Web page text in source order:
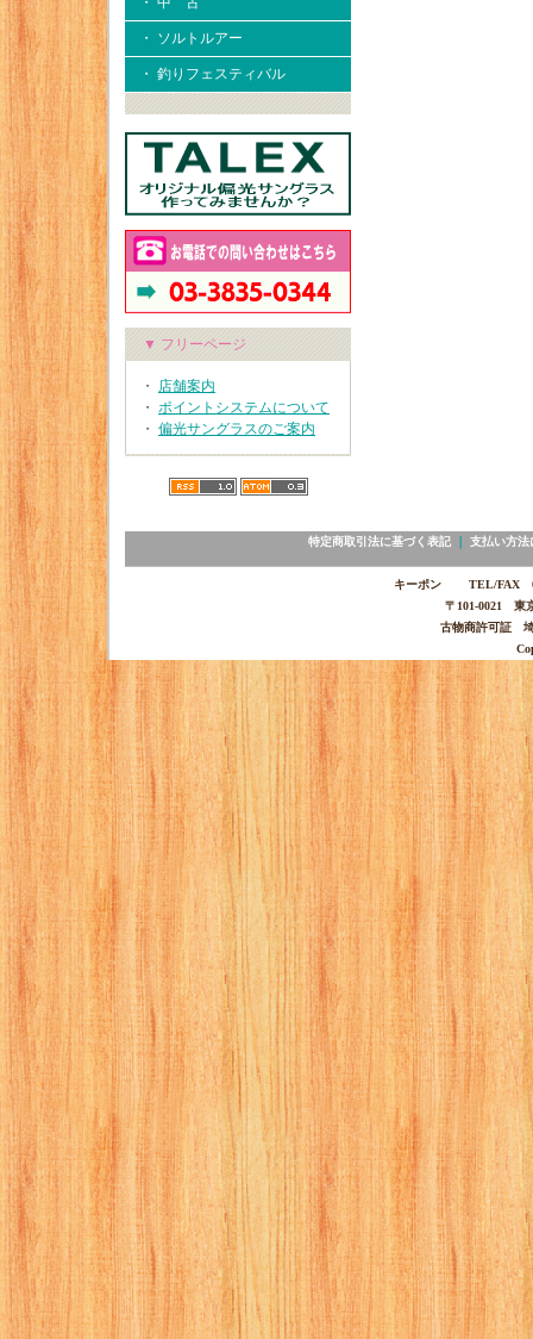
・ ソルトルアー
・ 釣りフェスティバル
▼ フリーページ
・ 店舗案内
・ ポイントシステムについて
・ 偏光サングラスのご案内
特定商取引法に基づく表記｜ 支払い方法
キーポン TEL/FAX
〒101-0021 東
古物商許可証